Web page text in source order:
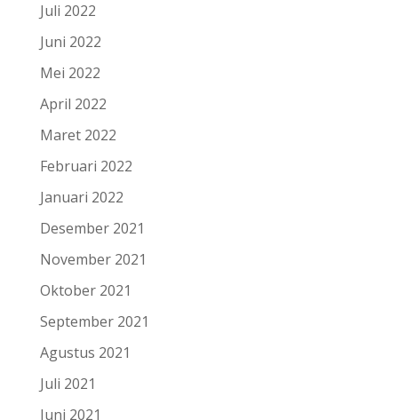
Juli 2022
Juni 2022
Mei 2022
April 2022
Maret 2022
Februari 2022
Januari 2022
Desember 2021
November 2021
Oktober 2021
September 2021
Agustus 2021
Juli 2021
Juni 2021